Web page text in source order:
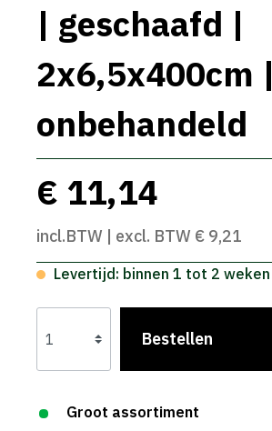
| geschaafd |
2x6,5x400cm |
onbehandeld
€ 11,14
incl.BTW | excl. BTW € 9,21
Levertijd: binnen 1 tot 2 weken
Bestellen
Groot assortiment